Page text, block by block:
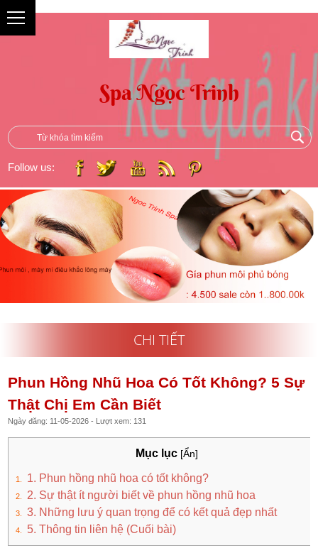
Follow us:
CHI TIẾT
Phun Hồng Nhũ Hoa Có Tốt Không? 5 Sự
Thật Chị Em Cần Biết
Ngày đăng: 11-05-2026 - Lượt xem: 131
Mục lục [Ẩn]
1. Phun hồng nhũ hoa có tốt không?
2. Sự thật ít người biết về phun hồng nhũ hoa
3. Những lưu ý quan trọng để có kết quả đẹp nhất
5. Thông tin liên hệ (Cuối bài)